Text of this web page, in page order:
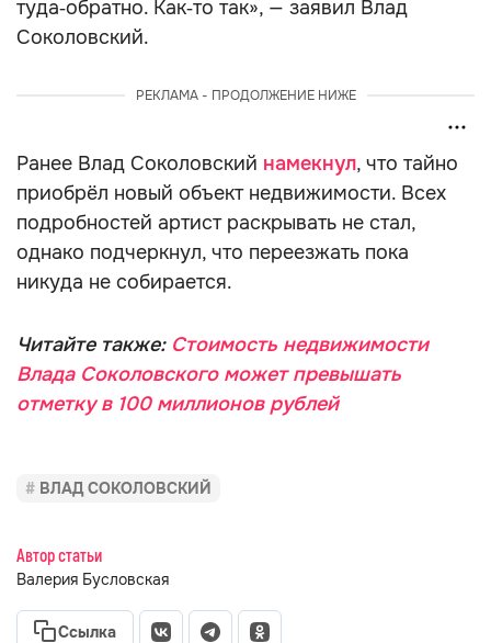
туда‑обратно. Как‑то так», — заявил Влад
Соколовский.
РЕКЛАМА - ПРОДОЛЖЕНИЕ НИЖЕ
Ранее Влад Соколовский намекнул, что тайно
приобрёл новый объект недвижимости. Всех
подробностей артист раскрывать не стал,
однако подчеркнул, что переезжать пока
никуда не собирается.
Читайте также: Стоимость недвижимости
Влада Соколовского может превышать
отметку в 100 миллионов рублей
ВЛАД СОКОЛОВСКИЙ
Автор статьи
Валерия Бусловская
Ссылка